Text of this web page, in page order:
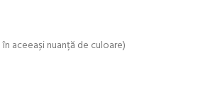
în aceeași nuanță de culoare)